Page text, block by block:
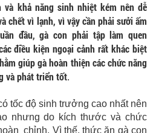
khả năng sinh nhiệt kém nên dễ
chết vì lạnh, vì vậy cần phải sưởi ấm
đầu, gà con phải tập làm quen
điều kiện ngoại cảnh rất khác biệt
giúp gà hoàn thiện các chức năng
và phát triển tốt.
tốc độ sinh trưởng cao nhất nên
nhưng do kích thước và chức
chỉnh. Vì thế, thức ăn gà con